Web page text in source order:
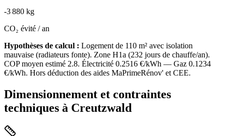
-3 880 kg
CO₂ évité / an
Hypothèses de calcul : Logement de 110 m² avec isolation
mauvaise (radiateurs fonte). Zone H1a (232 jours de chauffe/an).
COP moyen estimé 2.8. Électricité 0.2516 €/kWh — Gaz 0.1234
€/kWh. Hors déduction des aides MaPrimeRénov' et CEE.
Dimensionnement et contraintes
techniques à Creutzwald